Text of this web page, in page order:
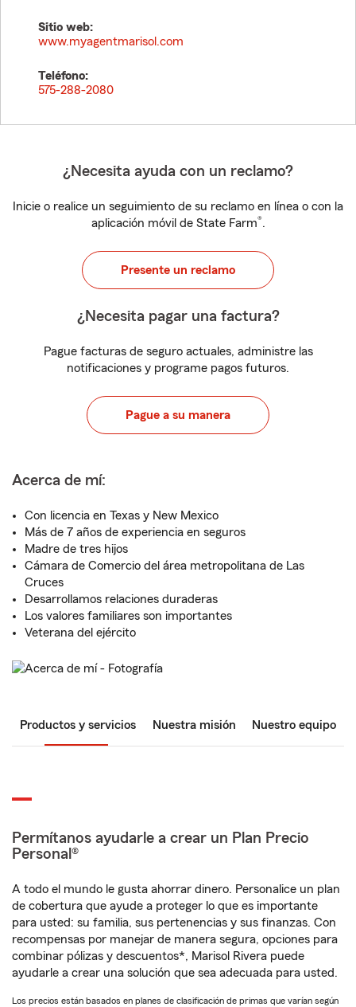
Sitio web:
www.myagentmarisol.com
Teléfono:
575-288-2080
¿Necesita ayuda con un reclamo?
Inicie o realice un seguimiento de su reclamo en línea o con la
aplicación móvil de State Farm®.
Presente un reclamo
¿Necesita pagar una factura?
Pague facturas de seguro actuales, administre las
notificaciones y programe pagos futuros.
Pague a su manera
Acerca de mí:
Con licencia en Texas y New Mexico
Más de 7 años de experiencia en seguros
Madre de tres hijos
Cámara de Comercio del área metropolitana de Las
Cruces
Desarrollamos relaciones duraderas
Los valores familiares son importantes
Veterana del ejército
Productos y servicios Nuestra misión Nuestro equipo
Permítanos ayudarle a crear un Plan Precio
Personal®
A todo el mundo le gusta ahorrar dinero. Personalice un plan
de cobertura que ayude a proteger lo que es importante
para usted: su familia, sus pertenencias y sus finanzas. Con
recompensas por manejar de manera segura, opciones para
combinar pólizas y descuentos*, Marisol Rivera puede
ayudarle a crear una solución que sea adecuada para usted.
Los precios están basados en planes de clasificación de primas que varían según